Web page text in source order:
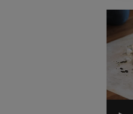
Video-
Player